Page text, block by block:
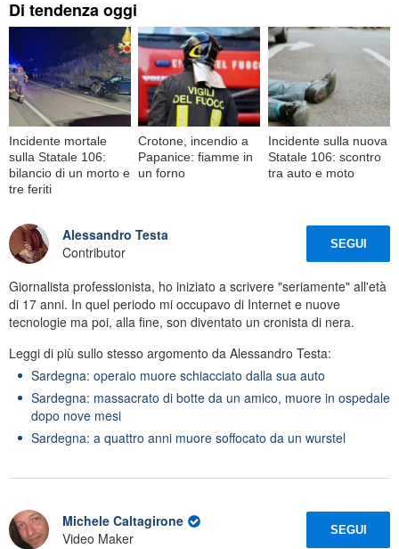
Di tendenza oggi
Incidente mortale
sulla Statale 106:
bilancio di un morto e
tre feriti
Crotone, incendio a
Papanice: fiamme in
un forno
Incidente sulla nuova
Statale 106: scontro
tra auto e moto
Alessandro Testa
Contributor
SEGUI
Giornalista professionista, ho iniziato a scrivere "seriamente" all'età
di 17 anni. In quel periodo mi occupavo di Internet e nuove
tecnologie ma poi, alla fine, son diventato un cronista di nera.
Leggi di più sullo stesso argomento da Alessandro Testa:
Sardegna: operaio muore schiacciato dalla sua auto
Sardegna: massacrato di botte da un amico, muore in ospedale
dopo nove mesi
Sardegna: a quattro anni muore soffocato da un wurstel
Michele Caltagirone
Video Maker
SEGUI